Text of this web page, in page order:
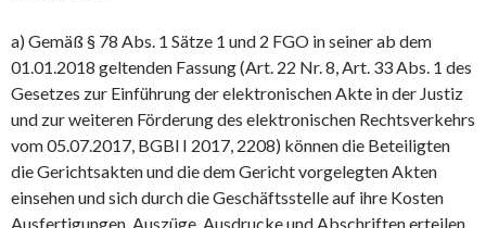
a) Gemäß § 78 Abs. 1 Sätze 1 und 2 FGO in seiner ab dem
01.01.2018 geltenden Fassung (Art. 22 Nr. 8, Art. 33 Abs. 1 des
Gesetzes zur Einführung der elektronischen Akte in der Justiz
und zur weiteren Förderung des elektronischen Rechtsverkehrs
vom 05.07.2017, BGBl I 2017, 2208) können die Beteiligten
die Gerichtsakten und die dem Gericht vorgelegten Akten
einsehen und sich durch die Geschäftsstelle auf ihre Kosten
Ausfertigungen, Auszüge, Ausdrucke und Abschriften erteilen